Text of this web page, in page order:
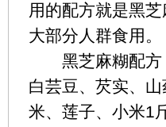
用的配方就是黑
大部分人群食用。
黑芝麻糊配方
白芸豆、芡实、
米、莲子、小米1